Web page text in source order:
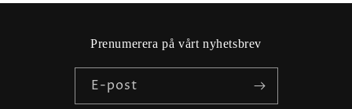
Prenumerera på vårt nyhetsbrev
E-post